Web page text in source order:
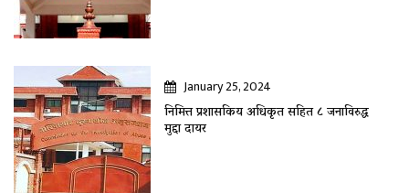
January 25, 2024
निमित्त प्रशासकिय अधिकृत सहित ८ जनाविरुद्ध
मुद्दा दायर